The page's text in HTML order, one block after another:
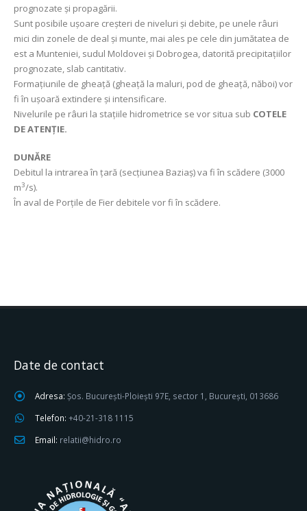
prognozate și propagării.
Sunt posibile ușoare creșteri de niveluri și debite, pe unele râuri
mici din zonele de deal și munte, mai ales pe cele din jumătatea de
est a Munteniei, sudul Moldovei și Dobrogea, datorită precipitațiilor
prognozate, slab cantitativ.
Formațiunile de gheață (gheață la maluri, pod de gheață, năboi) vor
fi în ușoară extindere și intensificare.
Nivelurile pe râuri la stațiile hidrometrice se vor situa sub COTELE
DE ATENȚIE.
DUNĂRE
Debitul la intrarea în țară (secțiunea Baziaș) va fi în scădere (3000
m3/s).
În aval de Porțile de Fier debitele vor fi în scădere.
Date de contact
Adresa: Șos. București-Ploiești 97E, sector 1, București, 013686
Telefon: +40-21-318 1115
Email: relatii@hidro.ro